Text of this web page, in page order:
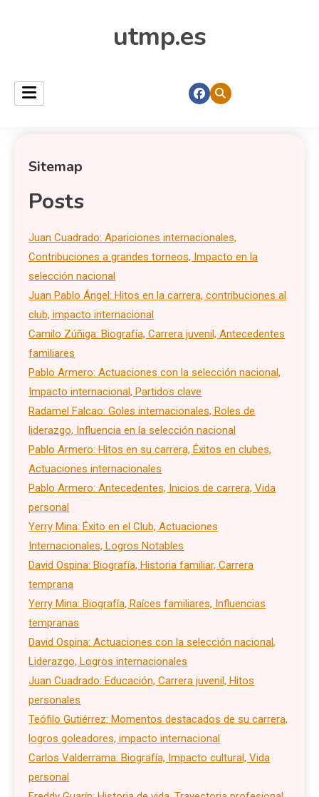
utmp.es
Sitemap
Posts
Juan Cuadrado: Apariciones internacionales,
Contribuciones a grandes torneos, Impacto en la
selección nacional
Juan Pablo Ángel: Hitos en la carrera, contribuciones al
club, impacto internacional
Camilo Zúñiga: Biografía, Carrera juvenil, Antecedentes
familiares
Pablo Armero: Actuaciones con la selección nacional,
Impacto internacional, Partidos clave
Radamel Falcao: Goles internacionales, Roles de
liderazgo, Influencia en la selección nacional
Pablo Armero: Hitos en su carrera, Éxitos en clubes,
Actuaciones internacionales
Pablo Armero: Antecedentes, Inicios de carrera, Vida
personal
Yerry Mina: Éxito en el Club, Actuaciones
Internacionales, Logros Notables
David Ospina: Biografía, Historia familiar, Carrera
temprana
Yerry Mina: Biografía, Raíces familiares, Influencias
tempranas
David Ospina: Actuaciones con la selección nacional,
Liderazgo, Logros internacionales
Juan Cuadrado: Educación, Carrera juvenil, Hitos
personales
Teófilo Gutiérrez: Momentos destacados de su carrera,
logros goleadores, impacto internacional
Carlos Valderrama: Biografía, Impacto cultural, Vida
personal